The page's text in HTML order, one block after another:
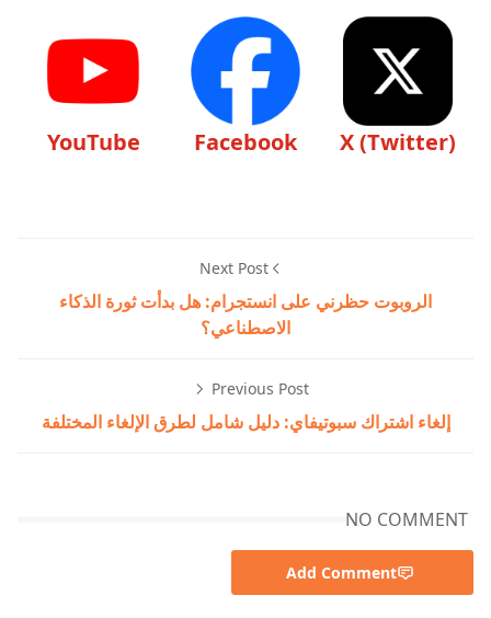
X (Twitter)
Facebook
YouTube
Next Post
الروبوت حظرني على انستجرام: هل بدأت ثورة الذكاء
الاصطناعي؟
Previous Post
إلغاء اشتراك سبوتيفاي: دليل شامل لطرق الإلغاء المختلفة
NO COMMENT
Add Comment